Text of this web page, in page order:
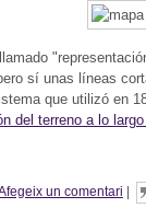
sí unas líneas
que utilizó en
del terreno a lo
un comentari